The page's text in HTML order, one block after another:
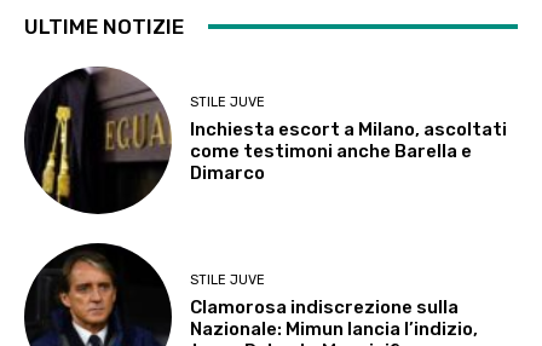
ULTIME NOTIZIE
STILE JUVE
Inchiesta escort a Milano, ascoltati
come testimoni anche Barella e
Dimarco
STILE JUVE
Clamorosa indiscrezione sulla
Nazionale: Mimun lancia l’indizio,